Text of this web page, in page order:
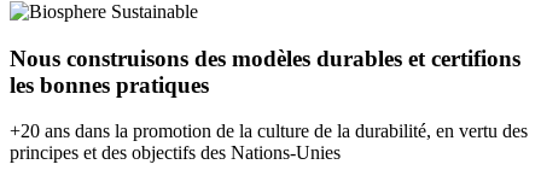
Nous construisons des modèles durables et certifions
les bonnes pratiques
+20 ans dans la promotion de la culture de la durabilité, en vertu des
principes et des objectifs des Nations-Unies